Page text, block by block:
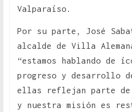
Valparaíso.
Por su parte, José
alcalde de Villa
“estamos hablando de
progreso y desarrollo
ellas reflejan parte
y nuestra misión es